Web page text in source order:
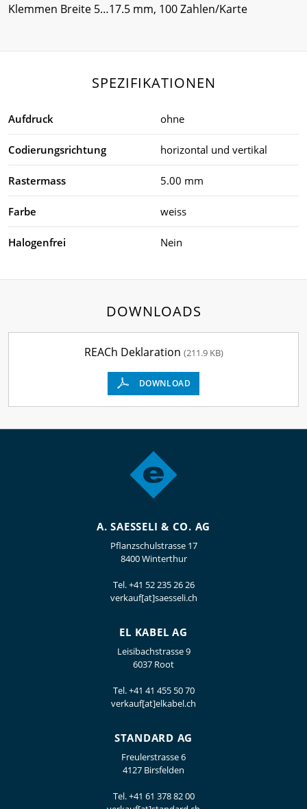
Klemmen Breite 5…17.5 mm, 100 Zahlen/Karte
SPEZIFIKATIONEN
Aufdruck ohne
Codierungsrichtung horizontal und vertikal
Rastermass 5.00 mm
Farbe weiss
Halogenfrei Nein
DOWNLOADS
REACh Deklaration (211.9 KB)
DOWNLOAD
A. SAESSELI & CO. AG
Pflanzschulstrasse 17
8400 Winterthur
Tel.+41 52 235 26 26
verkauf[at]saesseli.ch
EL KABEL AG
Leisibachstrasse 9
6037 Root
Tel.+41 41 455 50 70
verkauf[at]elkabel.ch
STANDARD AG
Freulerstrasse 6
4127 Birsfelden
Tel.+41 61 378 82 00